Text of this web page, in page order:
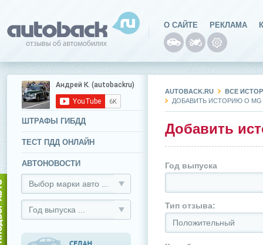
О САЙТЕ РЕКЛАМА
ШТРАФЫ ГИБДД
ТЕСТ ПДД ОНЛАЙН
АВТОНОВОСТИ
Выбор марки авто ...
Год выпуска ...
AUTOBACK.RU
ВСЕ
ДОБАВИТЬ ИСТОРИЮ О MG
Добавить
Год выпуска
Тип отзыва:
Положительный